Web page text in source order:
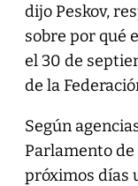
dijo Peskov,
sobre por qué
el 30 de
de la
Según
Parlamento de
próximos días